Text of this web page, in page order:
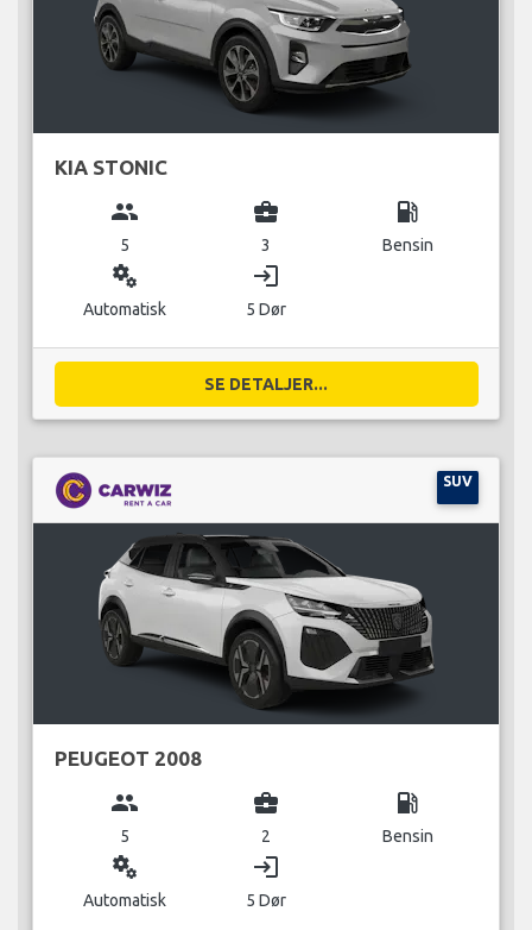
KIA STONIC
group
5
business_center
3
local_gas_station
Bensin
miscellaneous_services
Automatisk
login
5 Dør
SE DETALJER...
SUV
PEUGEOT 2008
group
5
business_center
2
local_gas_station
Bensin
miscellaneous_services
Automatisk
login
5 Dør